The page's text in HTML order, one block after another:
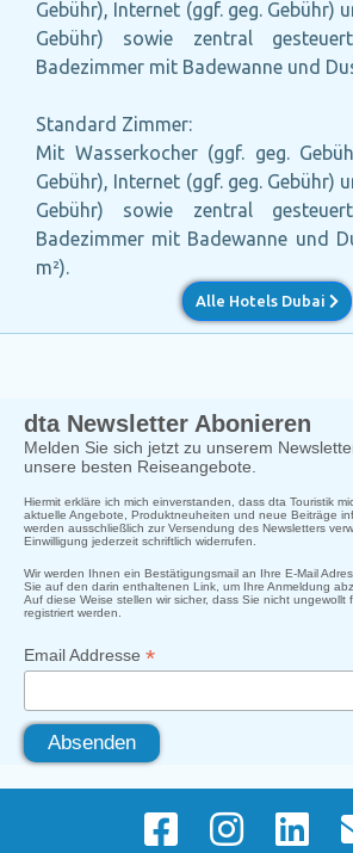
Gebühr), Internet (ggf. geg. Gebühr)
Gebühr) sowie zentral
Badezimmer mit Badewanne und
Standard Zimmer:
Mit Wasserkocher (ggf. geg.
Gebühr), Internet (ggf. geg. Gebühr)
Gebühr) sowie zentral
Badezimmer mit Badewanne und
m²).
Alle Hotels Dubai
dta Newsletter Abonieren
Melden Sie sich jetzt zu unserem
unsere besten Reiseangebote.
Hiermit erkläre ich mich einverstanden, dass dta Touristik
aktuelle Angebote, Produktneuheiten und neue Beiträge
werden ausschließlich zur Versendung des Newsletters
Einwilligung jederzeit schriftlich widerrufen.
Wir werden Ihnen ein Bestätigungsmail an Ihre E-Mail
Sie auf den darin enthaltenen Link, um Ihre Anmeldung
Auf diese Weise stellen wir sicher, dass Sie nicht ungewollt
registriert werden.
Email Addresse *